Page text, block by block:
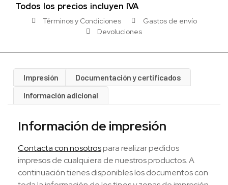
Todos los precios incluyen IVA
Términos y Condiciones
Gastos de envío
Devoluciones
Impresión
Documentación y certificados
Información adicional
Información de impresión
Contacta con nosotrospara realizar pedidos
impresos de cualquiera de nuestros productos. A
continuación tienes disponibles los documentos con